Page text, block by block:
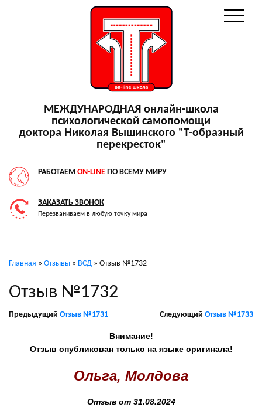
МЕЖДУНАРОДНАЯ онлайн-школа
психологической самопомощи
доктора Николая Вышинского "Т-образный
перекресток"
РАБОТАЕМ ON-LINE ПО ВСЕМУ МИРУ
ЗАКАЗАТЬ ЗВОНОК
Перезваниваем в любую точку мира
Главная » Отзывы » ВСД » Отзыв №1732
Отзыв №1732
Предыдущий Отзыв №1731 Следующий Отзыв №1733
Внимание!
Отзыв опубликован только на языке оригинала!
Ольга, Молдова
Отзыв от 31.08.2024